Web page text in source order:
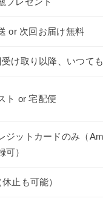
or 次回お届け無料
受け取り以降、いつて
ト or 宅配便
ジットカードのみ（
可）
止も可能）